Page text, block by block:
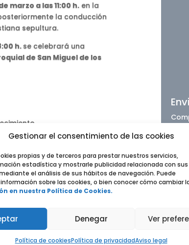
Gestionar el consentimiento de las cookies
propias y de terceros para prestar nuestros servicios,
estadística y mostrarle publicidad relacionada con sus
el análisis de sus hábitos de navegación. Puede
sobre las cookies, o bien conocer cómo cambiar
en nuestra Política de Cookies.
Denegar Ver
Política de cookiesPolítica de privacidadAviso legal
marzo a las 11:00 h. en la
la conducción
sepultura.
h. se celebrará una
de San Miguel de los